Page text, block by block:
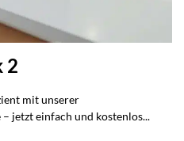
2
mit unserer
jetzt einfach und kostenlos...